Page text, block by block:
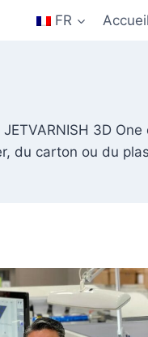
FR Accueil
JETVARNISH 3D
du carton ou du